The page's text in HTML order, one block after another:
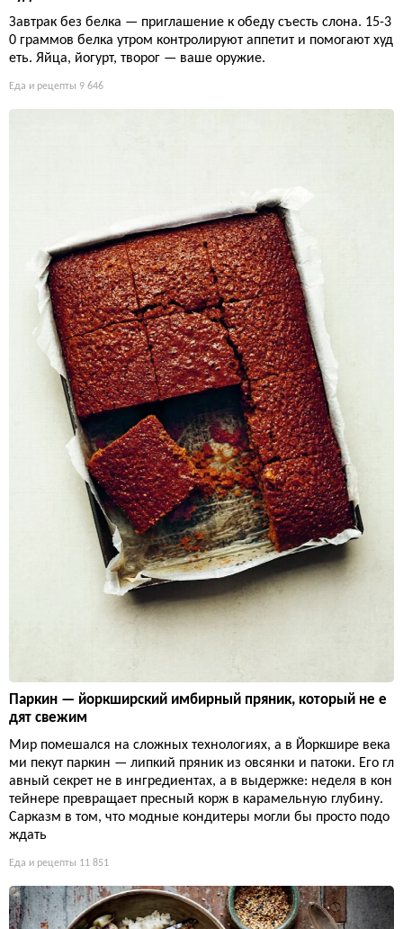
Завтрак без белка — приглашение к обеду съесть слона. 15-3
0 граммов белка утром контролируют аппетит и помогают худ
еть. Яйца, йогурт, творог — ваше оружие.
Еда и рецепты 9 646
Паркин — йоркширский имбирный пряник, который не е
дят свежим
Мир помешался на сложных технологиях, а в Йоркшире века
ми пекут паркин — липкий пряник из овсянки и патоки. Его гл
авный секрет не в ингредиентах, а в выдержке: неделя в кон
тейнере превращает пресный корж в карамельную глубину.
Сарказм в том, что модные кондитеры могли бы просто подо
ждать
Еда и рецепты 11 851